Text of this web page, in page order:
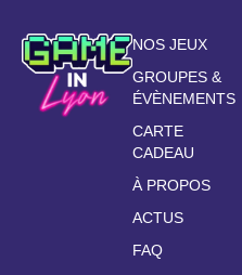
NOS JEUX
GROUPES &
ÉVÈNEMENTS
CARTE
CADEAU
À PROPOS
ACTUS
FAQ